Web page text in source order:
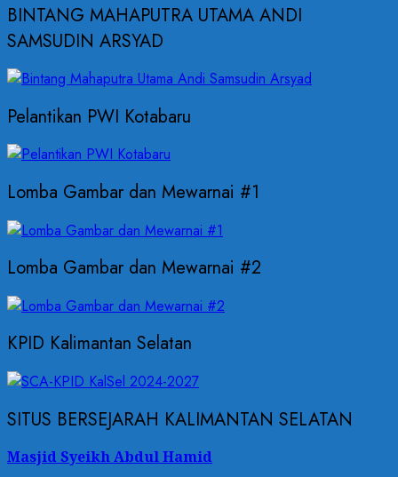
BINTANG MAHAPUTRA UTAMA ANDI
SAMSUDIN ARSYAD
Pelantikan PWI Kotabaru
Lomba Gambar dan Mewarnai #1
Lomba Gambar dan Mewarnai #2
KPID Kalimantan Selatan
SITUS BERSEJARAH KALIMANTAN SELATAN
Masjid Syeikh Abdul Hamid